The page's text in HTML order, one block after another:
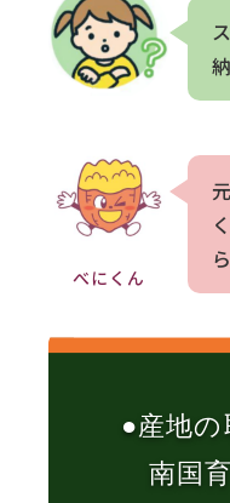
べにくん
●産地の
南国